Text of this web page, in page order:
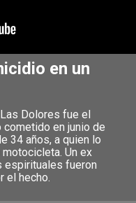
en un
Dolores fue el
en junio de
34 años, a quien lo
Un ex
espirituales fueron
el hecho.